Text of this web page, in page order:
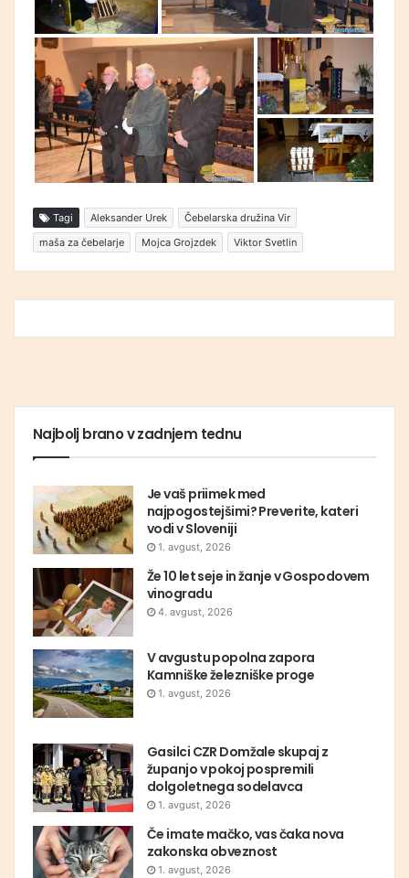
Tagi Aleksander Urek
Čebelarska družina Vir
maša za čebelarje
Mojca Grojzdek Viktor Svetlin
Najbolj brano v zadnjem tednu
Je vaš priimek med
najpogostejšimi? Preverite, kateri
vodi v Sloveniji
1. avgust, 2026
Že 10 let seje in žanje v Gospodovem
vinogradu
4. avgust, 2026
V avgustu popolna zapora
Kamniške železniške proge
1. avgust, 2026
Gasilci CZR Domžale skupaj z
županjo v pokoj pospremili
dolgoletnega sodelavca
1. avgust, 2026
Če imate mačko, vas čaka nova
zakonska obveznost
1. avgust, 2026